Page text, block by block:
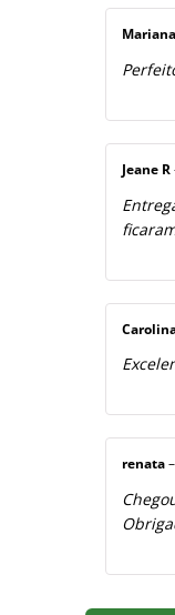
Jeane R
renata –